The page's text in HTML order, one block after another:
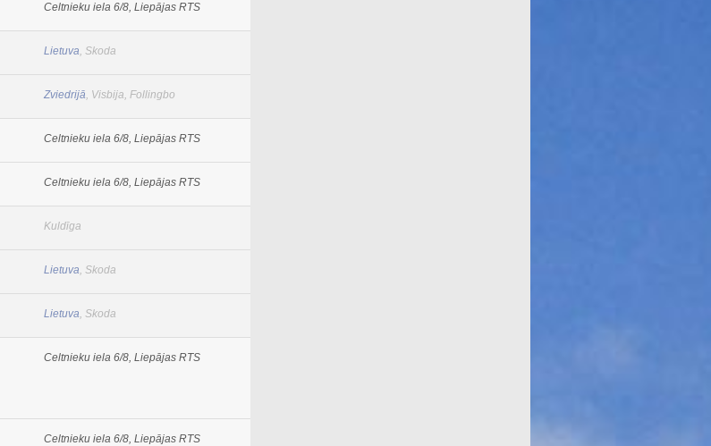
Celtnieku iela 6/8, Liepājas RTS
Lietuva, Skoda
Zviedrijā, Visbija, Follingbo
Celtnieku iela 6/8, Liepājas RTS
Celtnieku iela 6/8, Liepājas RTS
Kuldīga
Lietuva, Skoda
Lietuva, Skoda
Celtnieku iela 6/8, Liepājas RTS
Celtnieku iela 6/8, Liepājas RTS